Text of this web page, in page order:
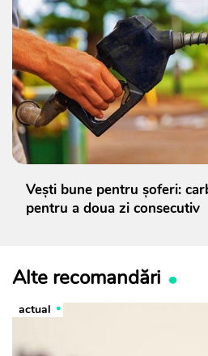
Vești bune pentru șoferi:
pentru a doua zi consecutiv
Alte recomandări
actual